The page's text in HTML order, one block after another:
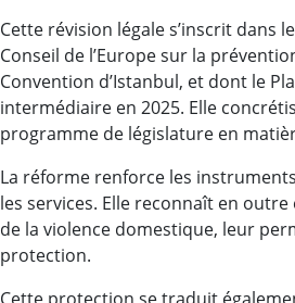
Cette révision légale s’inscrit dans
Conseil de l’Europe sur la
Convention d’Istanbul, et dont le
intermédiaire en 2025. Elle
programme de législature en
La réforme renforce les
les services. Elle reconnaît en
de la violence domestique, leur
protection.